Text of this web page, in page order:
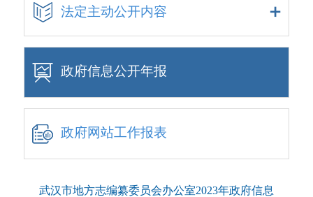
法定主动公开内容
政府信息公开年报
政府网站工作报表
武汉市地方志编纂委员会办公室2023年政府信息